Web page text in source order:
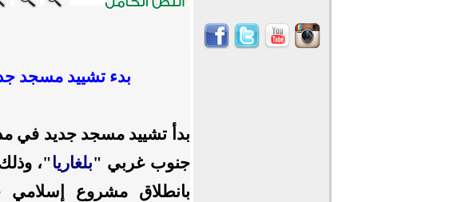
بدء تشييد مسجد
بدأ تشييد مسجد جديد في
جنوب غربي "بلغاريا"،
بانطلاق مشروع إسلامي